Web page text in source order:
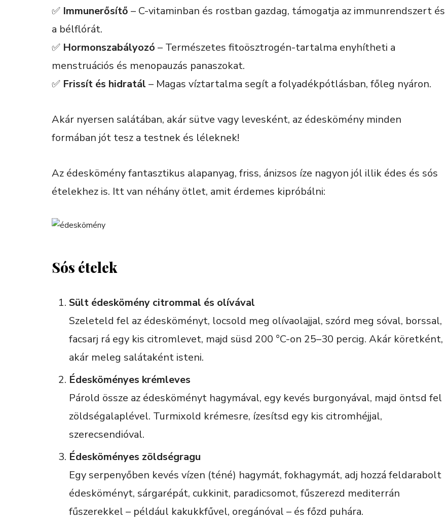
✅ Immunerősítő – C-vitaminban és rostban gazdag, támogatja az immunrendszert és
a bélflórát.
✅ Hormonszabályozó – Természetes fitoösztrogén-tartalma enyhítheti a
menstruációs és menopauzás panaszokat.
✅ Frissít és hidratál – Magas víztartalma segít a folyadékpótlásban, főleg nyáron.
Akár nyersen salátában, akár sütve vagy levesként, az édeskömény minden
formában jót tesz a testnek és léleknek!
Az édeskömény fantasztikus alapanyag, friss, ánizsos íze nagyon jól illik édes és sós
ételekhez is. Itt van néhány ötlet, amit érdemes kipróbálni:
Sós ételek
Sült édeskömény citrommal és olívával
Szeleteld fel az édesköményt, locsold meg olívaolajjal, szórd meg sóval, borssal,
facsarj rá egy kis citromlevet, majd süsd 200 °C-on 25–30 percig. Akár köretként,
akár meleg salátaként isteni.
Édesköményes krémleves
Párold össze az édesköményt hagymával, egy kevés burgonyával, majd öntsd fel
zöldségalaplével. Turmixold krémesre, ízesítsd egy kis citromhéjjal,
szerecsendióval.
Édesköményes zöldségragu
Egy serpenyőben kevés vízen (téné) hagymát, fokhagymát, adj hozzá feldarabolt
édesköményt, sárgarépát, cukkinit, paradicsomot, fűszerezd mediterrán
fűszerekkel – például kakukkfűvel, oregánóval – és főzd puhára.